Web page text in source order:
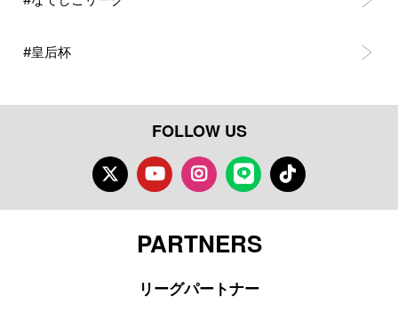
#皇后杯
FOLLOW US
TwitterYoutubeInstagram
LINE TikTok
PARTNERS
リーグパートナー